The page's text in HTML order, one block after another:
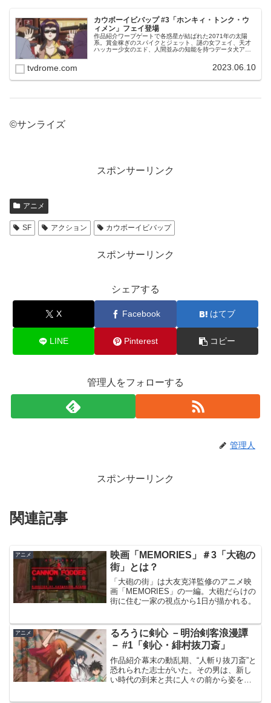
カウボーイビバップ #3「ホンキィ・トンク・ウ
ィメン」フェイ登場
作品紹介ワープゲートで各惑星が結ばれた2071年の太陽
系。賞金稼ぎのスパイクとジェット、謎の女フェイ、天才
ハッカー少女のエド、人間並みの知能を持つデータ犬アイ
tvdrome.com 2023.06.10
©サンライズ
スポンサーリンク
アニメ
SF アクション カウボーイビバップ
スポンサーリンク
シェアする
X Facebook はてブ
LINE Pinterest コピー
管理人をフォローする
管理人
スポンサーリンク
関連記事
アニメ
映画「MEMORIES」＃3「大砲の
街」とは？
「大砲の街」は大友克洋監修のアニメ映
画「MEMORIES」の一編。大砲だらけの
街に住む一家の視点から1日が描かれる。
アニメ
るろうに剣心 －明治剣客浪漫譚
－ #1「剣心・緋村抜刀斎」
作品紹介幕末の動乱期、“人斬り抜刀斎”と
恐れられた志士がいた。その男は、新し
い時代の到来と共に人々の前から姿を消